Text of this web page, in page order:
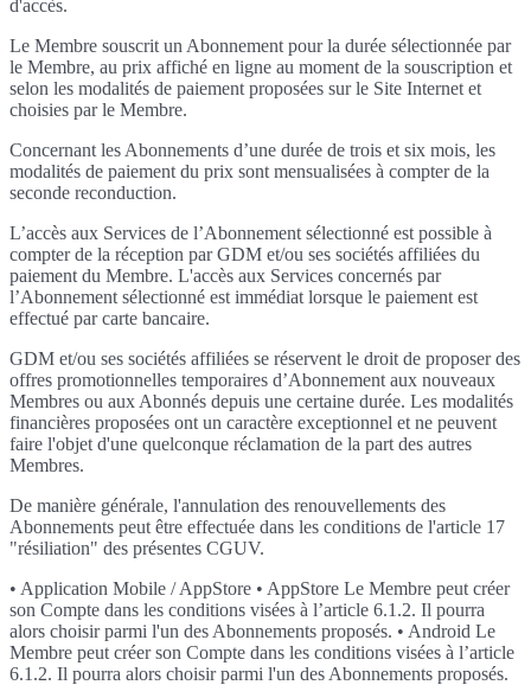
d'accès.
Le Membre souscrit un Abonnement pour la durée sélectionnée par
le Membre, au prix affiché en ligne au moment de la souscription et
selon les modalités de paiement proposées sur le Site Internet et
choisies par le Membre.
Concernant les Abonnements d’une durée de trois et six mois, les
modalités de paiement du prix sont mensualisées à compter de la
seconde reconduction.
L’accès aux Services de l’Abonnement sélectionné est possible à
compter de la réception par GDM et/ou ses sociétés affiliées du
paiement du Membre. L'accès aux Services concernés par
l’Abonnement sélectionné est immédiat lorsque le paiement est
effectué par carte bancaire.
GDM et/ou ses sociétés affiliées se réservent le droit de proposer des
offres promotionnelles temporaires d’Abonnement aux nouveaux
Membres ou aux Abonnés depuis une certaine durée. Les modalités
financières proposées ont un caractère exceptionnel et ne peuvent
faire l'objet d'une quelconque réclamation de la part des autres
Membres.
De manière générale, l'annulation des renouvellements des
Abonnements peut être effectuée dans les conditions de l'article 17
"résiliation" des présentes CGUV.
• Application Mobile / AppStore • AppStore Le Membre peut créer
son Compte dans les conditions visées à l’article 6.1.2. Il pourra
alors choisir parmi l'un des Abonnements proposés. • Android Le
Membre peut créer son Compte dans les conditions visées à l’article
6.1.2. Il pourra alors choisir parmi l'un des Abonnements proposés.